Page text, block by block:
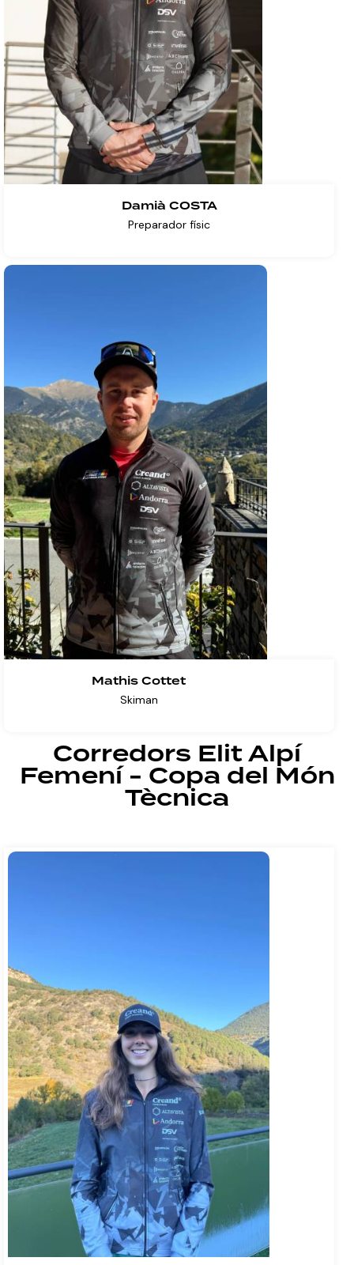
Damià COSTA
Preparador físic
Mathis Cottet
Skiman
Corredors Elit Alpí
Femení - Copa del Món
Tècnica